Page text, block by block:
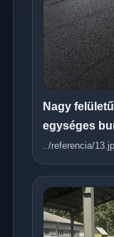
Nagy
egységes
../referencia/